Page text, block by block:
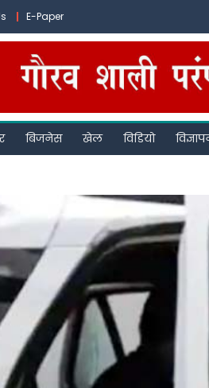
E-Paper
बिजनेस खेल विडियो